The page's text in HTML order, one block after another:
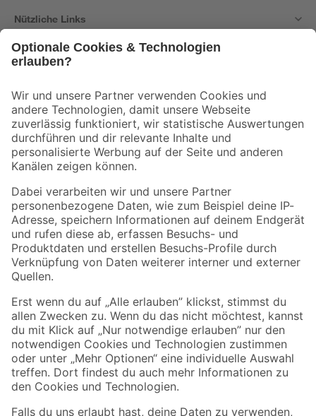
Nützliche Links
Der toom Newsletter: Keine Angebote und Aktionen mehr verpassen!
Zur Newsletter Anmeldung
Folge uns
Zahlungsarten Versandarten
Sicher einkaufen
Jetzt die toom-App herunterladen